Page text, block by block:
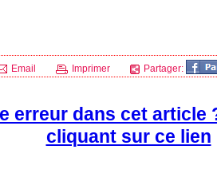
Email Imprimer Partager:
erreur dans cet article
cliquant sur ce lien